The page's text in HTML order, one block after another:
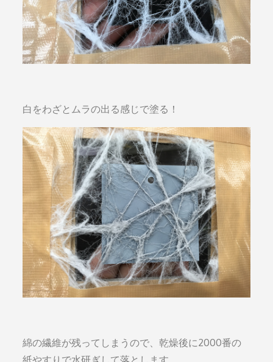
白をわざとムラの出る感じで塗る！
綿の繊維が残ってしまうので、乾燥後に2000番の
紙やすりで水研ぎして落とします。